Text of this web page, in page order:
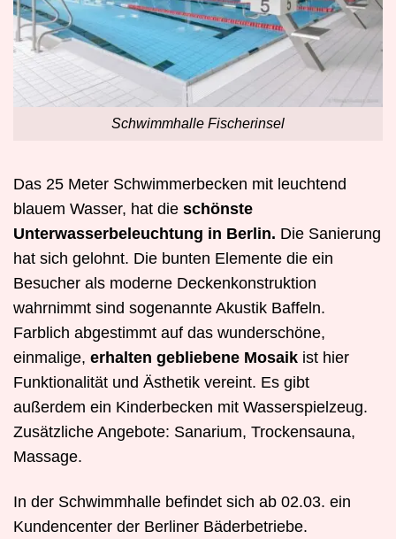
Schwimmhalle Fischerinsel
Das 25 Meter Schwimmerbecken mit leuchtend
blauem Wasser, hat die schönste
Unterwasserbeleuchtung in Berlin. Die Sanierung
hat sich gelohnt. Die bunten Elemente die ein
Besucher als moderne Deckenkonstruktion
wahrnimmt sind sogenannte Akustik Baffeln.
Farblich abgestimmt auf das wunderschöne,
einmalige, erhalten gebliebene Mosaik ist hier
Funktionalität und Ästhetik vereint. Es gibt
außerdem ein Kinderbecken mit Wasserspielzeug.
Zusätzliche Angebote: Sanarium, Trockensauna,
Massage.
In der Schwimmhalle befindet sich ab 02.03. ein
Kundencenter der Berliner Bäderbetriebe.